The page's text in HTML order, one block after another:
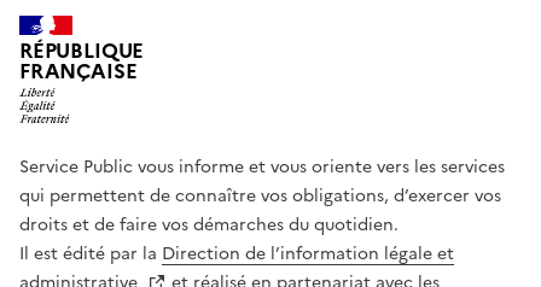
RÉPUBLIQUE
FRANÇAISE
Service Public vous informe et vous oriente vers les services
qui permettent de connaître vos obligations, d’exercer vos
droits et de faire vos démarches du quotidien.
Il est édité par la Direction de l’information légale et